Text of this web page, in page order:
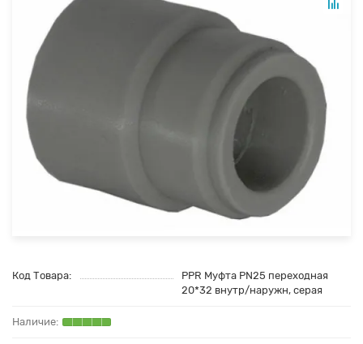
Код Товара:
PPR Муфта PN25 переходная
20*32 внутр/наружн, серая